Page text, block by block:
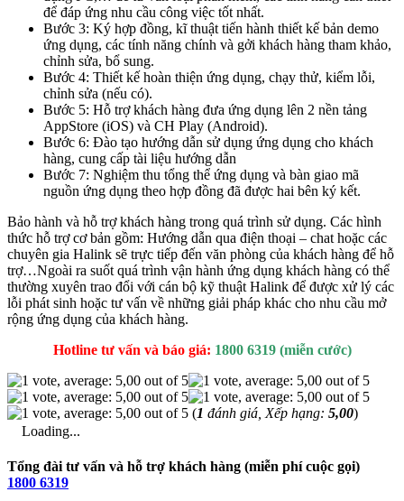
để đáp ứng nhu cầu công việc tốt nhất.
Bước 3: Ký hợp đồng, kĩ thuật tiến hành thiết kế bản demo
ứng dụng, các tính năng chính và gởi khách hàng tham khảo,
chỉnh sửa, bổ sung.
Bước 4: Thiết kế hoàn thiện ứng dụng, chạy thử, kiểm lỗi,
chỉnh sửa (nếu có).
Bước 5: Hỗ trợ khách hàng đưa ứng dụng lên 2 nền tảng
AppStore (iOS) và CH Play (Android).
Bước 6: Đào tạo hướng dẫn sử dụng ứng dụng cho khách
hàng, cung cấp tài liệu hướng dẫn
Bước 7: Nghiệm thu tổng thể ứng dụng và bàn giao mã
nguồn ứng dụng theo hợp đồng đã được hai bên ký kết.
Bảo hành và hỗ trợ khách hàng trong quá trình sử dụng. Các hình
thức hỗ trợ cơ bản gồm: Hướng dẫn qua điện thoại – chat hoặc các
chuyên gia Halink sẽ trực tiếp đến văn phòng của khách hàng để hỗ
trợ…Ngoài ra suốt quá trình vận hành ứng dụng khách hàng có thể
thường xuyên trao đổi với cán bộ kỹ thuật Halink để được xử lý các
lỗi phát sinh hoặc tư vấn về những giải pháp khác cho nhu cầu mở
rộng ứng dụng của khách hàng.
Hotline tư vấn và báo giá: 1800 6319 (miễn cước)
(1 đánh giá, Xếp hạng: 5,00)
Loading...
Tổng đài tư vấn và hỗ trợ khách hàng (miễn phí cuộc gọi)
1800 6319